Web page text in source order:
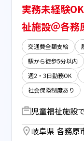
実務未経験
祉施設＠各務
交通費全額支給
駅から徒歩5分以内
週2・3日勤務OK
社会保険制度あり